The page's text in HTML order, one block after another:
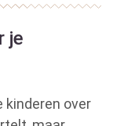
je
kinderen over